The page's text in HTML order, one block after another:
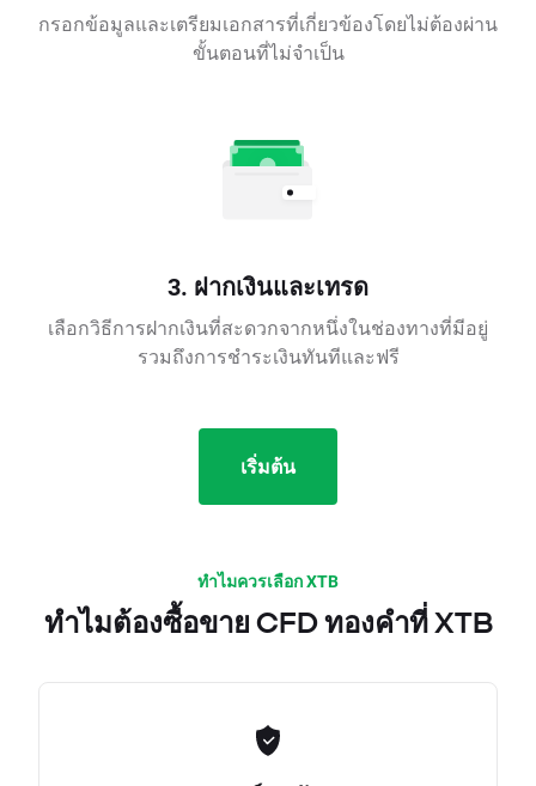
กรอกข้อมูลและเตรียมเอกสารที่เกี่ยวข้องโดยไม่ต้องผ่าน
ขั้นตอนที่ไม่จำเป็น
3. ฝากเงินและเทรด
เลือกวิธีการฝากเงินที่สะดวกจากหนึ่งในช่องทางที่มีอยู่
รวมถึงการชำระเงินทันทีและฟรี
เริ่มต้น
ทำไมควรเลือก XTB
ทำไมต้องซื้อขาย CFD ทองคำที่ XTB